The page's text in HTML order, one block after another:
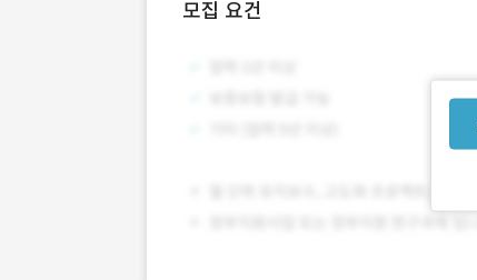
모집 요건